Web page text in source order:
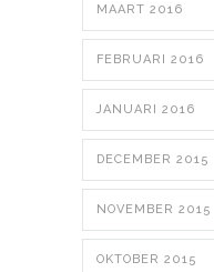
MAART 2016
FEBRUARI 2016
JANUARI 2016
DECEMBER 2015
NOVEMBER 2015
OKTOBER 2015